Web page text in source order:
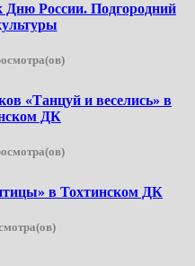
России. Подгородний
«Танцуй и веселись» в
ДК
в Тохтинском ДК